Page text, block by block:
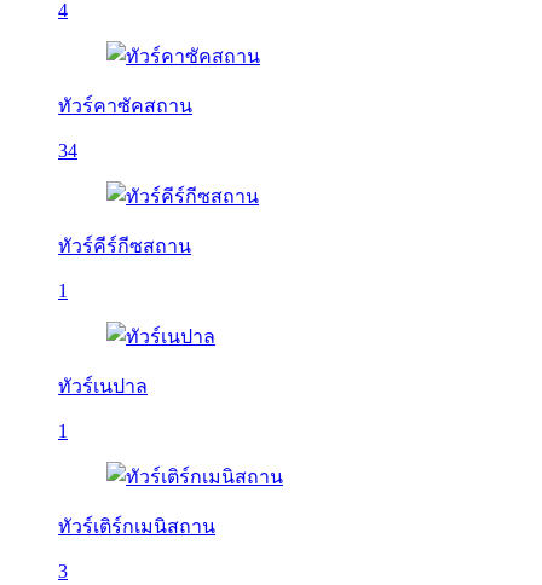
4
ทัวร์คาซัคสถาน
34
ทัวร์คีร์กีซสถาน
1
ทัวร์เนปาล
1
ทัวร์เติร์กเมนิสถาน
3